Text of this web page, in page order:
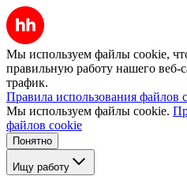
Мы используем файлы cookie,
правильную работу нашего веб-
трафик.
Правила использования файлов
Мы используем файлы cookie.
файлов cookie
Понятно
Ищу работу